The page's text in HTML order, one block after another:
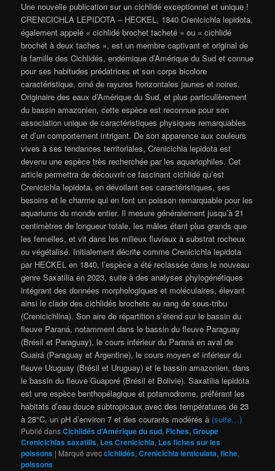
Une nouvelle publication sur un cichlidé exceptionnel et unique !
CRENICICHLA LEPIDOTA – HECKEL, 1840 Crenicichla lepidota,
également appelé « cichlidé brochet tacheté » ou « cichlidé
brochet à deux taches », est un membre captivant et original de
la famille des Cichlidés, endémique d’Amérique du Sud et connue
pour ses habitudes prédatrices et son corps bicolore
caractéristique, orné de rayures horizontales jaunes et noires.
Originaire des eaux d’Amérique du Sud, et plus particulièrement
du bassin amazonien, cette espèce est reconnue pour son
association unique de caractéristiques physiques remarquables
et d’un comportement intrigant. De son apparence aux couleurs
vives à ses tendances territoriales, Crenicichla lepidota est
devenu une espèce très recherchée par les aquariophiles. Cet
article permettra de découvrir ce fascinant cichlidé qu’est
Crenicichla lepidota, en dévoilant ses caractéristiques, ses
besoins et le charme qui en font un poisson remarquable pour les
aquariums du monde entier. Il mesure généralement jusqu’à 21
centimètres de longueur totale, les mâles étant plus grands que
les femelles, et vit dans les milieux fluviaux à substrat rocheux
ou végétalisé. Initialement décrite comme Crenicichla lepidota
par HECKEL en 1840, l’espèce a été reclassée dans le nouveau
genre Saxatilia en 2023, suite à des analyses phylogénétiques
intégrant des données morphologiques et moléculaires, élevant
ainsi le clade des cichlidés brochets au rang de sous-tribu
(Crenicichlina). Son aire de répartition s’étend sur le bassin du
fleuve Paraná, notamment dans le bassin du fleuve Paraguay
(Brésil et Paraguay), le cours inférieur du Paraná en aval de
Guairá (Paraguay et Argentine), le cours moyen et inférieur du
fleuve Uruguay (Brésil et Uruguay) et le bassin amazonien, dans
le bassin du fleuve Guaporé (Brésil et Bolivie). Saxatilia lepidota
est une espèce benthopélagique et potamodrome, préférant les
habitats d’eau douce subtropicaux avec des températures de 23
à 28°C, un pH d’environ 7 et des courants modérés à (suite…)
Publié dansCichlidés d’Amérique du sud,Fiches,Groupe
Crenicichlas saxatilis, Les Crenicichla, Les fiches sur les
poissons | Marqué aveccichlidés,Crenicichla lenticulata,fiche,
poissons